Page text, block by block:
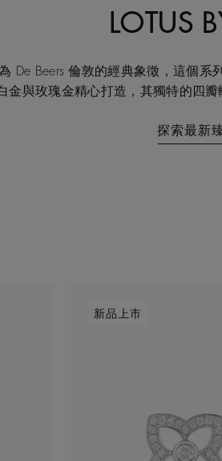
LOTUS
De Beers 倫敦的經典象徵，這個
白金與玫瑰金精心打造，其獨特的四
探索最新
新品上市